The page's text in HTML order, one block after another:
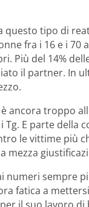
tipo di
fra i 16 e i 70
Più del 14%
il partner. In
ancora troppo
E parte della
le vittime più
mezza
numeri sempre
fatica a